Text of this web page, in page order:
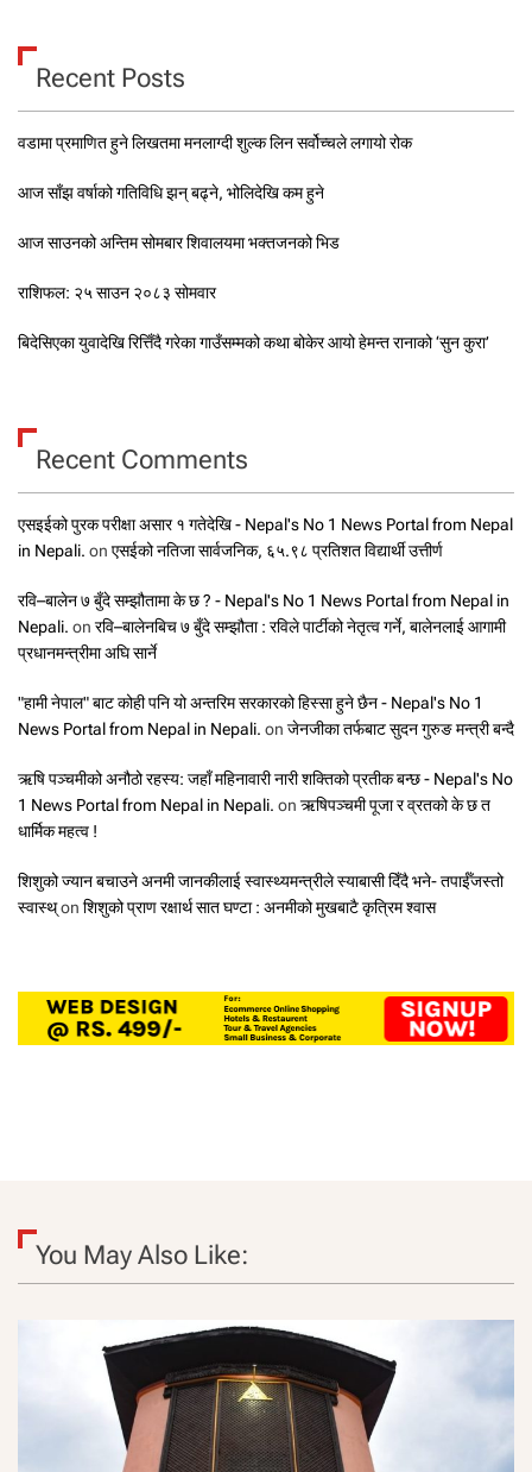
Recent Posts
वडामा प्रमाणित हुने लिखतमा मनलाग्दी शुल्क लिन सर्वोच्चले लगायो रोक
आज साँझ वर्षाको गतिविधि झन् बढ्ने, भोलिदेखि कम हुने
आज साउनको अन्तिम सोमबार शिवालयमा भक्तजनको भिड
राशिफल: २५ साउन २०८३ सोमवार
बिदेसिएका युवादेखि रित्तिँदै गरेका गाउँसम्मको कथा बोकेर आयो हेमन्त रानाको ‘सुन कुरा’
Recent Comments
एसइईको पुरक परीक्षा असार १ गतेदेखि - Nepal's No 1 News Portal from Nepal
in Nepali. on एसईको नतिजा सार्वजनिक, ६५.९८ प्रतिशत विद्यार्थी उत्तीर्ण
रवि–बालेन ७ बुँदे सम्झौतामा के छ ? - Nepal's No 1 News Portal from Nepal in
Nepali. on रवि–बालेनबिच ७ बुँदे सम्झौता : रविले पार्टीको नेतृत्व गर्ने, बालेनलाई आगामी
प्रधानमन्त्रीमा अघि सार्ने
"हामी नेपाल" बाट कोही पनि यो अन्तरिम सरकारको हिस्सा हुने छैन - Nepal's No 1
News Portal from Nepal in Nepali. on जेनजीका तर्फबाट सुदन गुरुङ मन्त्री बन्दै
ऋषि पञ्चमीको अनौठो रहस्य: जहाँ महिनावारी नारी शक्तिको प्रतीक बन्छ - Nepal's No
1 News Portal from Nepal in Nepali. on ऋषिपञ्चमी पूजा र व्रतको के छ त
धार्मिक महत्व !
शिशुको ज्यान बचाउने अनमी जानकीलाई स्वास्थ्यमन्त्रीले स्याबासी दिँदै भने- तपाईँजस्तो
स्वास्थ्on शिशुको प्राण रक्षार्थ सात घण्टा : अनमीको मुखबाटै कृत्रिम श्वास
You May Also Like: